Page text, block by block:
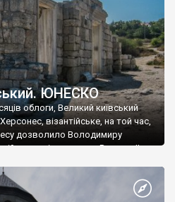
ЮНЕСКО
облоги, Великий київський
візантійське, на той час,
дозволило Володимиру
імператору Василю ІІ, та
став Василем-християнином.
На честь Херсонесу Таврійського